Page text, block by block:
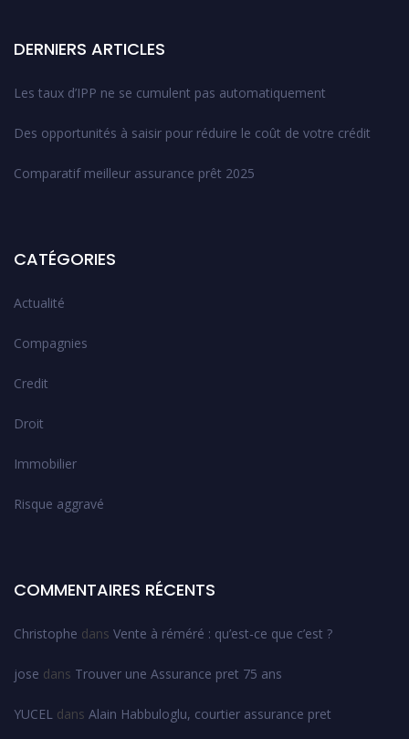
DERNIERS ARTICLES
Les taux d’IPP ne se cumulent pas automatiquement
Des opportunités à saisir pour réduire le coût de votre crédit
Comparatif meilleur assurance prêt 2025
CATÉGORIES
Actualité
Compagnies
Credit
Droit
Immobilier
Risque aggravé
COMMENTAIRES RÉCENTS
Christophe dans Vente à réméré : qu’est-ce que c’est ?
jose dans Trouver une Assurance pret 75 ans
YUCEL dans Alain Habbuloglu, courtier assurance pret